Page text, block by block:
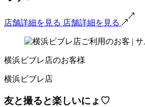
店舗詳細を見る 店舗詳細を見る
横浜ビブレ店のお客様
横浜ビブレ店
友と撮ると楽しいにょ♡